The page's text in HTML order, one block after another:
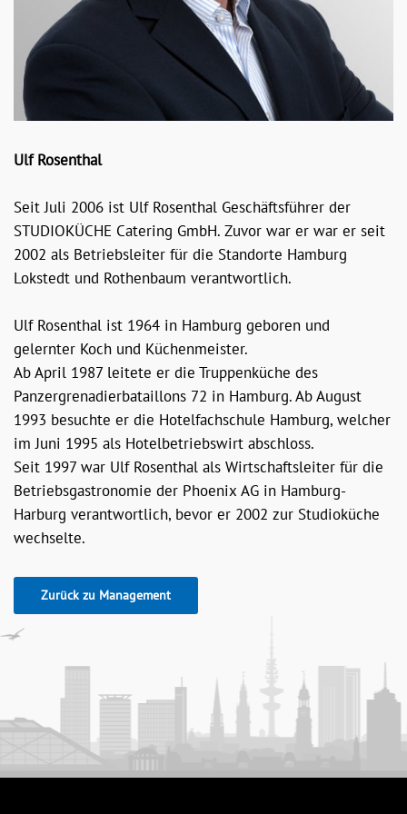
Ulf Rosenthal
Seit Juli 2006 ist Ulf Rosenthal Geschäftsführer der
STUDIOKÜCHE Catering GmbH. Zuvor war er war er seit
2002 als Betriebsleiter für die Standorte Hamburg
Lokstedt und Rothenbaum verantwortlich.
Ulf Rosenthal ist 1964 in Hamburg geboren und
gelernter Koch und Küchenmeister.
Ab April 1987 leitete er die Truppenküche des
Panzergrenadierbataillons 72 in Hamburg. Ab August
1993 besuchte er die Hotelfachschule Hamburg, welcher
im Juni 1995 als Hotelbetriebswirt abschloss.
Seit 1997 war Ulf Rosenthal als Wirtschaftsleiter für die
Betriebsgastronomie der Phoenix AG in Hamburg-
Harburg verantwortlich, bevor er 2002 zur Studioküche
wechselte.
Zurück zu Management